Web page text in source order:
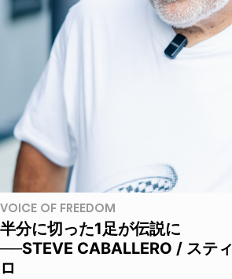
VOICE OF FREEDOM
半分に切った1足が伝説に
──STEVE CABALLERO / ステ
ロ